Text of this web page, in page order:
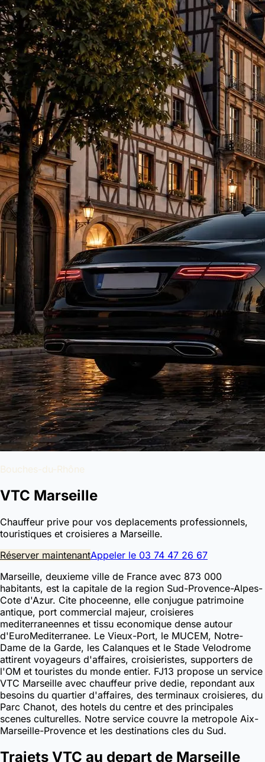
Bouches-du-Rhône
VTC Marseille
Chauffeur prive pour vos deplacements professionnels,
touristiques et croisieres a Marseille.
Réserver maintenantAppeler le 03 74 47 26 67
Marseille, deuxieme ville de France avec 873 000
habitants, est la capitale de la region Sud-Provence-Alpes-
Cote d'Azur. Cite phoceenne, elle conjugue patrimoine
antique, port commercial majeur, croisieres
mediterraneennes et tissu economique dense autour
d'EuroMediterranee. Le Vieux-Port, le MUCEM, Notre-
Dame de la Garde, les Calanques et le Stade Velodrome
attirent voyageurs d'affaires, croisieristes, supporters de
l'OM et touristes du monde entier. FJ13 propose un service
VTC Marseille avec chauffeur prive dedie, repondant aux
besoins du quartier d'affaires, des terminaux croisieres, du
Parc Chanot, des hotels du centre et des principales
scenes culturelles. Notre service couvre la metropole Aix-
Marseille-Provence et les destinations cles du Sud.
Trajets VTC au depart de Marseille